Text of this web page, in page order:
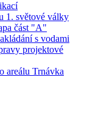
1. světové války
část "A"
s vodami
projektové
areálu Trnávka